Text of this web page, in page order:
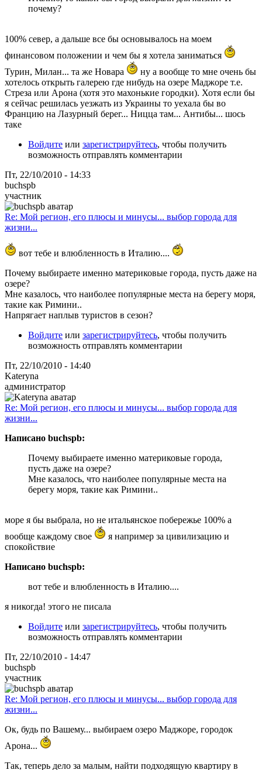
почему?
100% север, а дальше все бы основывалось на моем
финансовом положении и чем бы я хотела заниматься
Турин, Милан... та же Новара
ну а вообще то мне очень бы
хотелось открыть галерею где нибудь на озере Маджоре т.е.
Стреза или Арона (хотя это махонькие городки). Хотя если бы
я сейчас решилась уезжать из Украины то уехала бы во
Францию на Лазурный берег... Ницца там... Антибы... шось
таке
Войдите или зарегистрируйтесь, чтобы получить
возможность отправлять комментарии
Пт, 22/10/2010 - 14:33
buchspb
участник
Re: Мой регион, его плюсы и минусы... выбор города для
жизни...
вот тебе и влюбленность в Италию....
Почему выбираете именно материковые города, пусть даже на
озере?
Мне казалось, что наиболее популярные места на берегу моря,
такие как Римини..
Напрягает наплыв туристов в сезон?
Войдите или зарегистрируйтесь, чтобы получить
возможность отправлять комментарии
Пт, 22/10/2010 - 14:40
Kateryna
администратор
Re: Мой регион, его плюсы и минусы... выбор города для
жизни...
Написано buchspb:
Почему выбираете именно материковые города,
пусть даже на озере?
Мне казалось, что наиболее популярные места на
берегу моря, такие как Римини..
море я бы выбрала, но не итальянское побережье 100% а
вообще каждому свое
я например за цивилизацию и
спокойствие
Написано buchspb:
вот тебе и влюбленность в Италию....
я никогда! этого не писала
Войдите или зарегистрируйтесь, чтобы получить
возможность отправлять комментарии
Пт, 22/10/2010 - 14:47
buchspb
участник
Re: Мой регион, его плюсы и минусы... выбор города для
жизни...
Ок, будь по Вашему... выбираем озеро Маджоре, городок
Арона...
Так, теперь дело за малым, найти подходящую квартиру в